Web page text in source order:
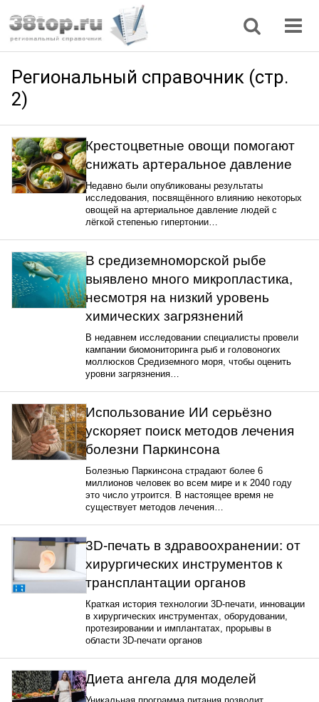
Региональный справочник (стр.
2)
Крестоцветные овощи помогают
снижать артеральное давление
Недавно были опубликованы результаты
исследования, посвящённого влиянию некоторых
овощей на артериальное давление людей с
лёгкой степенью гипертонии…
В средиземноморской рыбе
выявлено много микропластика,
несмотря на низкий уровень
химических загрязнений
В недавнем исследовании специалисты провели
кампании биомониторинга рыб и головоногих
моллюсков Средиземного моря, чтобы оценить
уровни загрязнения…
Использование ИИ серьёзно
ускоряет поиск методов лечения
болезни Паркинсона
Болезнью Паркинсона страдают более 6
миллионов человек во всем мире и к 2040 году
это число утроится. В настоящее время не
существует методов лечения…
3D-печать в здравоохранении: от
хирургических инструментов к
трансплантации органов
Краткая история технологии 3D-печати, инновации
в хирургических инструментах, оборудовании,
протезировании и имплантатах, прорывы в
области 3D-печати органов
Диета ангела для моделей